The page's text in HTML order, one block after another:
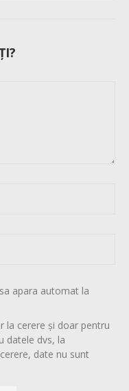
apara automat la
la cerere și doar pentru
datele dvs, la
date nu sunt